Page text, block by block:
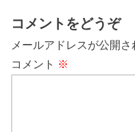
コメントをどうぞ
メールアドレスが公開さ
コメント ※